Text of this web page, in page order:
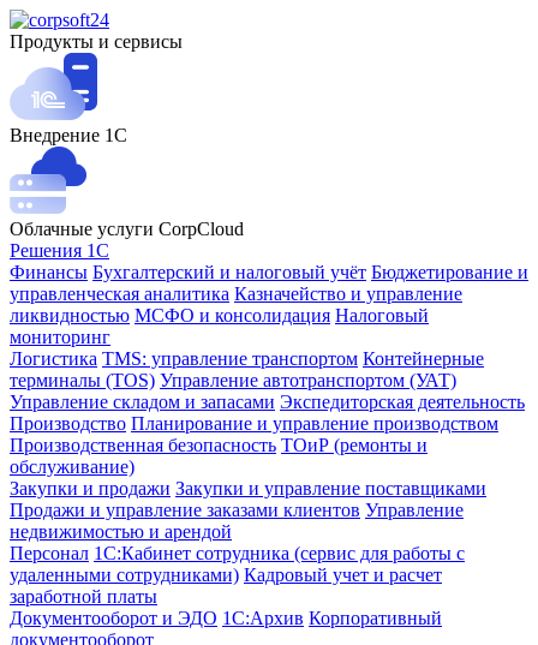
Продукты и сервисы
Внедрение 1С
Облачные услуги CorpCloud
Решения 1С
Финансы Бухгалтерский и налоговый учёт Бюджетирование и
управленческая аналитика Казначейство и управление
ликвидностью МСФО и консолидация Налоговый
мониторинг
Логистика TMS: управление транспортом Контейнерные
терминалы (TOS) Управление автотранспортом (УАТ)
Управление складом и запасами Экспедиторская деятельность
Производство Планирование и управление производством
Производственная безопасность ТОиР (ремонты и
обслуживание)
Закупки и продажи Закупки и управление поставщиками
Продажи и управление заказами клиентов Управление
недвижимостью и арендой
Персонал 1С:Кабинет сотрудника (сервис для работы с
удаленными сотрудниками) Кадровый учет и расчет
заработной платы
Документооборот и ЭДО 1С:Архив Корпоративный
документооборот